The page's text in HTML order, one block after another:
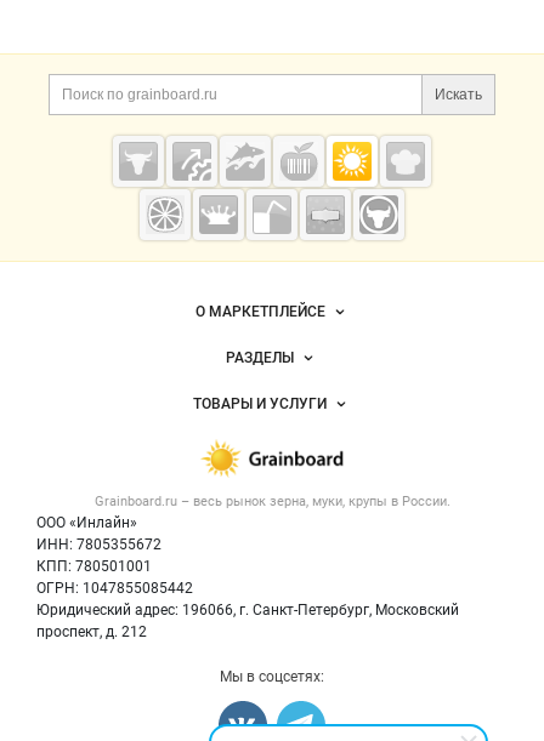
Дополнительная информация
Поиск по сайту и
Искать
Cсылки на полезные проекты
Grainboard.ru
— зерно и
мука
Важные разделы и контакты
Grainboard.ru – весь рынок зерна, муки, крупы в России.
ООО «Инлайн»
ИНН: 7805355672
КПП: 780501001
ОГРН: 1047855085442
Юридический адрес: 196066, г. Санкт-Петербург, Московский
проспект, д. 212
Навигация по сайтуО МАРКЕТПЛЕЙСЕ
Новости Grainboard.ru
Размещение рекламы
Публичная оферта
Контактная информация
Политика обработки персональных данных
РАЗДЕЛЫ
Объявления
Новости рынка
ТОВАРЫ И УСЛУГИ
Крупы
Мука
Мы в соцсетях: